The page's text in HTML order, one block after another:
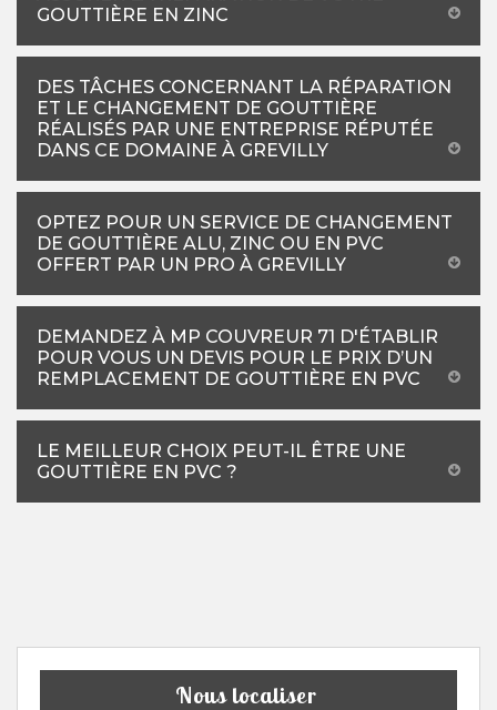
GOUTTIÈRE EN ZINC
DES TÂCHES CONCERNANT LA RÉPARATION
ET LE CHANGEMENT DE GOUTTIÈRE
RÉALISÉS PAR UNE ENTREPRISE RÉPUTÉE
DANS CE DOMAINE À GREVILLY
OPTEZ POUR UN SERVICE DE CHANGEMENT
DE GOUTTIÈRE ALU, ZINC OU EN PVC
OFFERT PAR UN PRO À GREVILLY
DEMANDEZ À MP COUVREUR 71 D'ÉTABLIR
POUR VOUS UN DEVIS POUR LE PRIX D’UN
REMPLACEMENT DE GOUTTIÈRE EN PVC
LE MEILLEUR CHOIX PEUT-IL ÊTRE UNE
GOUTTIÈRE EN PVC ?
Nous localiser